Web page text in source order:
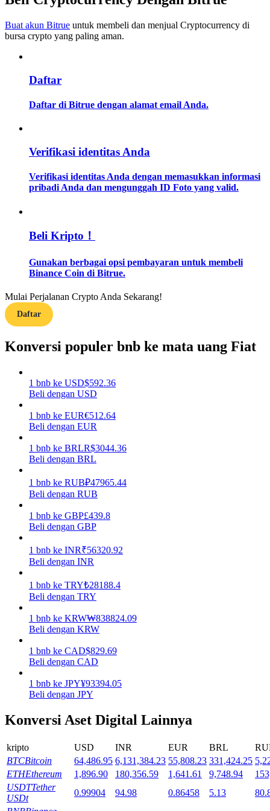
Memandu
Pelajari cara untuk tetap menghasilkan keuntungan
Menghasilkan
Babi Kekuatan
Mempertaruhkan
Pengembalian tinggi & akses instan
Staking fleksibel untuk mendapatkan token populer
Buat akun Bitrue untuk membeli dan menjual Cryptocurrency di
bursa crypto yang paling aman.
Daftar
Daftar di Bitrue dengan alamat email Anda.
Verifikasi identitas Anda
Verifikasi identitas Anda dengan memasukkan informasi
pribadi Anda dan mengunggah ID Foto yang valid.
Beli Kripto！
Gunakan berbagai opsi pembayaran untuk membeli
Binance Coin di Bitrue.
Mulai Perjalanan Crypto Anda Sekarang!
Daftar
Konversi populer bnb ke mata uang Fiat
1 bnb ke USD$592.36
Beli dengan USD
1 bnb ke EUR€512.64
Beli dengan EUR
1 bnb ke BRLR$3044.36
Beli dengan BRL
1 bnb ke RUB₽47965.44
Beli dengan RUB
1 bnb ke GBP£439.8
Beli dengan GBP
1 bnb ke INR₹56320.92
Beli dengan INR
1 bnb ke TRY₺28188.4
Beli dengan TRY
1 bnb ke KRW₩838824.09
Beli dengan KRW
1 bnb ke CAD$829.69
Beli dengan CAD
1 bnb ke JPY¥93394.05
Beli dengan JPY
Konversi Aset Digital Lainnya
kripto USD INR EUR BRL
BTCBitcoin 64,486.95 6,131,384.23 55,808.23 331,424.25
ETHEthereum 1,896.90 180,356.59 1,641.61 9,748.94
USDTTether
USDt
0.99904 94.98 0.86458 5.13